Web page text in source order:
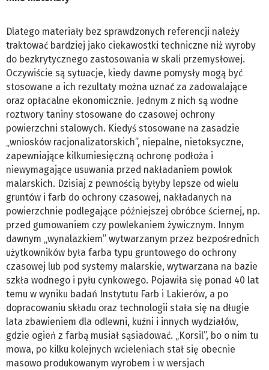
Dlatego materiały bez sprawdzonych referencji należy
traktować bardziej jako ciekawostki techniczne niż wyroby
do bezkrytycznego zastosowania w skali przemysłowej.
Oczywiście są sytuacje, kiedy dawne pomysły mogą być
stosowane a ich rezultaty można uznać za zadowalające
oraz opłacalne ekonomicznie. Jednym z nich są wodne
roztwory taniny stosowane do czasowej ochrony
powierzchni stalowych. Kiedyś stosowane na zasadzie
„wniosków racjonalizatorskich”, niepalne, nietoksyczne,
zapewniające kilkumiesięczną ochronę podłoża i
niewymagające usuwania przed nakładaniem powłok
malarskich. Dzisiaj z pewnością byłyby lepsze od wielu
gruntów i farb do ochrony czasowej, nakładanych na
powierzchnie podlegające późniejszej obróbce ściernej, np.
przed gumowaniem czy powlekaniem żywicznym. Innym
dawnym „wynalazkiem” wytwarzanym przez bezpośrednich
użytkowników była farba typu gruntowego do ochrony
czasowej lub pod systemy malarskie, wytwarzana na bazie
szkła wodnego i pyłu cynkowego. Pojawiła się ponad 40 lat
temu w wyniku badań Instytutu Farb i Lakierów, a po
dopracowaniu składu oraz technologii stała się na długie
lata zbawieniem dla odlewni, kuźni i innych wydziałów,
gdzie ogień z farbą musiał sąsiadować. „Korsil”, bo o nim tu
mowa, po kilku kolejnych wcieleniach stał się obecnie
masowo produkowanym wyrobem i w wersjach